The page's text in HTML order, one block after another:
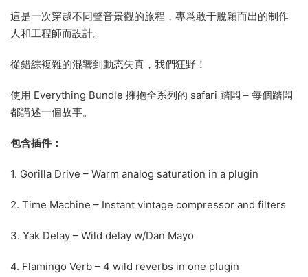
這是一次穿越不同聲音景觀的旅程，專爲敢于脫穎而出的制作
人和工程師而設計。
從錯綜複雜的混響到動态失真，我們狂野！
使用 Everything Bundle 擁抱全系列的 safari 踏闆 – 每個踏闆
都講述一個故事。
包含插件：
1. Gorilla Drive – Warm analog saturation in a plugin
2. Time Machine – Instant vintage compressor and filters
3. Yak Delay – Wild delay w/Dan Mayo
4. Flamingo Verb – 4 wild reverbs in one plugin